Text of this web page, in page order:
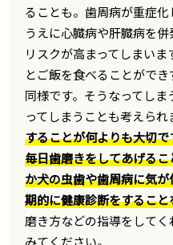
ることも。歯周病が重症
うえに心臓病や肝臓病を
リスクが高まってしまい
とご飯を食べることがで
同様です。そうなってし
ってしまうことも考えられ
することが何よりも大切で
毎日歯磨きをしてあげる
か犬の虫歯や歯周病に気
期的に健康診断をするこ
磨き方などの指導をして
みてください。